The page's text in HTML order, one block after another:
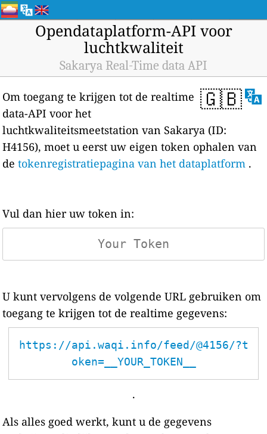
Opendataplatform-API voor
luchtkwaliteit
Sakarya Real-Time data API
🇬🇧
Om toegang te krijgen tot de realtime
data-API voor het
luchtkwaliteitsmeetstation van Sakarya (ID:
H4156), moet u eerst uw eigen token ophalen van
detokenregistratiepagina van het dataplatform .
Vul dan hier uw token in:
U kunt vervolgens de volgende URL gebruiken om
toegang te krijgen tot de realtime gegevens:
https://api.waqi.info/feed/@4156/?t
oken=__YOUR_TOKEN__
.
Als alles goed werkt, kunt u de gegevens